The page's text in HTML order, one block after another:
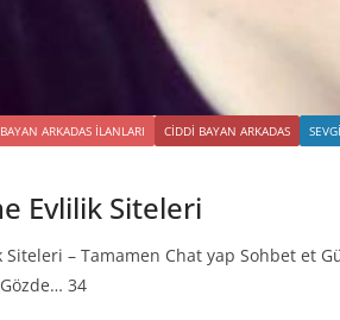
BAYAN ARKADAS ILANLARI CIDDI BAYAN ARKADAS
Evlilik Siteleri
Siteleri – Tamamen Chat yap Sohbet et
34